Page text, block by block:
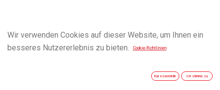
Wir verwenden Cookies auf dieser Website, um Ihnen ein
besseres Nutzererlebnis zu bieten.
Cookie-Richtlinien
Nur essentielle Ich stimme zu